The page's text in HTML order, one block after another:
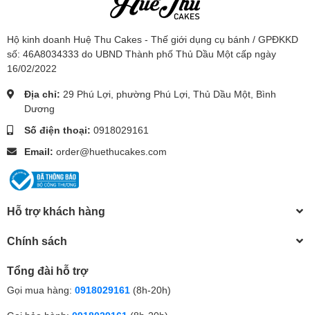
Hộ kinh doanh Huệ Thu Cakes - Thế giới dụng cụ bánh / GPĐKKD
số: 46A8034333 do UBND Thành phố Thủ Dầu Một cấp ngày
16/02/2022
Địa chỉ: 29 Phú Lợi, phường Phú Lợi, Thủ Dầu Một, Bình
Dương
Số điện thoại: 0918029161
Email: order@huethucakes.com
Hỗ trợ khách hàng
Chính sách
Tổng đài hỗ trợ
Gọi mua hàng: 0918029161 (8h-20h)